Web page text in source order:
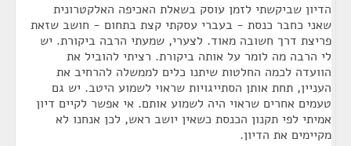
הדיון שביקשתי לזמן עוסק בשאלת האכיפה האלקטרונית
שאני כחבר כנסת - בעברי עסקתי קצת בתחום - חושב שזאת
פריצת דרך חשובה מאוד. לצערי, שמעתי הרבה ביקורת. יש
לי הרבה מה לומר על אותה ביקורת. רציתי להוביל את
הוועדה לכמה החלטות שיתנו כלים לממשלה להרחיב את
העניין, תחת אותן הסתייגויות שראוי לשמוע היטב. יש גם
טעמים אחרים שראוי היה לשמוע אותם. אי אפשר לקיים דיון
אמיתי לפי תקנון הכנסת כשאין יושב ראש, לכן אנחנו לא
מקיימים את הדיון.